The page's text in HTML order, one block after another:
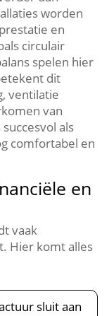
worden
en
circulair
spelen hier
dit
ventilatie
van
als
comfortabel en
en
vaak
Hier komt alles
sluit aan